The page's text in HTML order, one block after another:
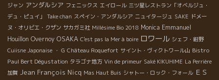
ジャン アンダルシア フェニックス エイロール 三ツ星レストラン「オベルジュ・
デュ・ピュイ」
Take chan スペイン・アンダルシア ニュイタージュ SAKE ドメー
ヌ・オリビエ・クザン サカガミ社 Millésime Bio 2018 Monica Emmanuel
Houillon Overnoy OSAKA C'est pas la Mer à boire ロワール シェフ・紺野
Cuiisne Japonaise ・ G Château Roquefort サイント・ヴィクトワール山 Bistro
Paul Bert Dégustation タラゴナ地方 Vin de primeur Saké KIKUHIME La Perrière
加賀 Jean François Nicq Mas Haut Buis シャトー・ロック・フォール ＥＳ